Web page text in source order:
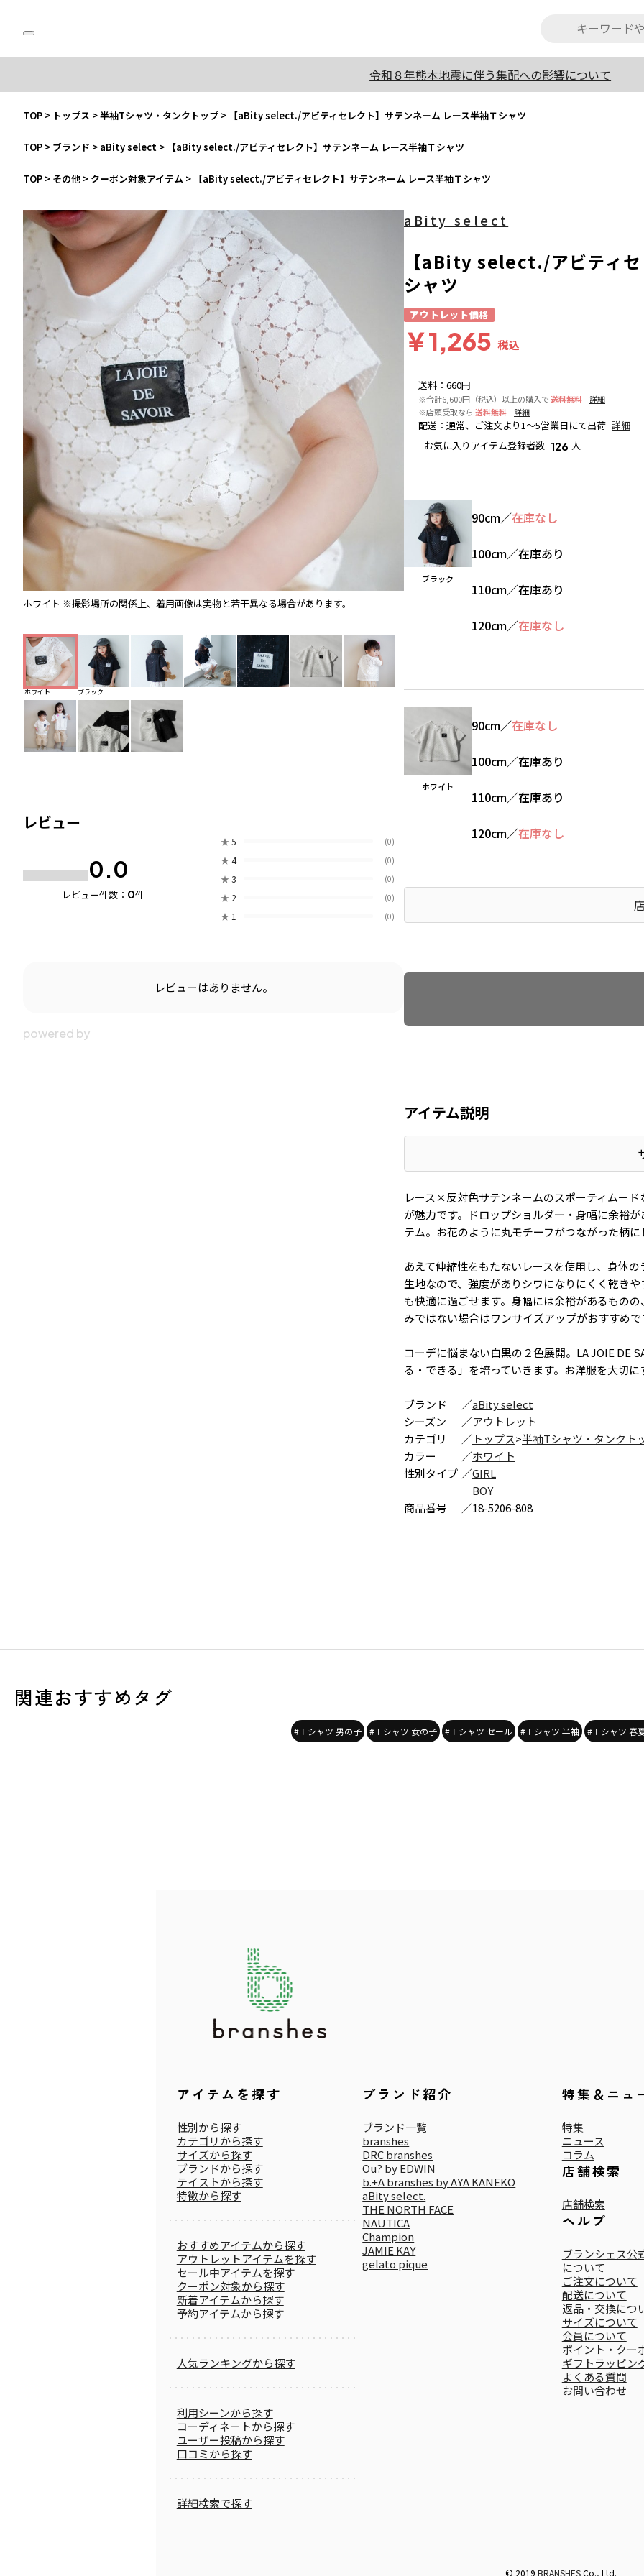
令和８年熊本地震に伴う集配への影響について
TOP > トップス >半袖Tシャツ・タンクトップ > 【aBity select./アビティセレクト】サテンネーム レース半袖Ｔシャツ
TOP > ブランド > aBity select > 【aBity select./アビティセレクト】サテンネーム レース半袖Ｔシャツ
TOP > その他 > クーポン対象アイテム > 【aBity select./アビティセレクト】サテンネーム レース半袖Ｔシャツ
ホワイト ※撮影場所の関係上、着用画像は実物と若干異なる場合があります。
ホワイト ブラック
レビュー
0.0
レビュー件数： 0件
★ 5 (0)
★ 4 (0)
★ 3 (0)
★ 2 (0)
★ 1 (0)
レビューはありません。
送料 ： 660円
※合計6,600円（税込）以上の購入で送料無料
詳細
※店頭受取なら 送料無料 詳細
配送 ： 通常、ご注文より1～5営業日にて出荷 詳細
お気に入りアイテム登録者数 126 人
aBity select
【aBity select./アビティセ
シャツ
アウトレット価格
￥1,265 税込
ブラック
90cm／在庫なし
100cm／在庫あり
110cm／在庫あり
120cm／在庫なし
ホワイト
90cm／在庫なし
100cm／在庫あり
110cm／在庫あり
120cm／在庫なし
アイテム説明
レース×反対色サテンネームのスポーティムー
が魅力です。ドロップショルダー・身幅に余裕
テム。お花のように丸モチーフがつながった柄
あえて伸縮性をもたないレースを使用し、身体
生地なので、強度がありシワになりにくく乾き
も快適に過ごせます。身幅には余裕があるもの
みではない場合はワンサイズアップがおすすめで
コーデに悩まない白黒の２色展開。LA JOIE DE
る・できる」を培っていきます。お洋服を大切
ブランド ／aBity select
シーズン
／アウトレット
カテゴリ
／ トップス>半袖Tシャツ・タンクト
カラー
／ホワイト
性別タイプ ／GIRL
BOY
商品番号
／18-5206-808
関連おすすめタグ
#Ｔシャツ 男の子 #Ｔシャツ 女の子 #Ｔシャツ セール #Ｔシャツ 半袖 #Ｔシャツ 春
アイテムを探す
性別から探す
カテゴリから探す
サイズから探す
ブランドから探す
テイストから探す
特徴から探す
おすすめアイテムから探す
アウトレットアイテムを探す
セール中アイテムを探す
クーポン対象から探す
新着アイテムから探す
予約アイテムから探す
人気ランキングから探す
利用シーンから探す
コーディネートから探す
ユーザー投稿から探す
口コミから探す
詳細検索で探す
ブランド紹介
ブランド一覧
branshes
DRC branshes
Ou? by EDWIN
b.+A branshes by AYA KANEKO
aBity select.
THE NORTH FACE
NAUTICA
Champion
JAMIE KAY
gelato pique
特集＆ニュ
特集
ニュース
コラム
店舗検索
店舗検索
ヘルプ
ブランシェス公
について
ご注文について
配送について
返品・交換につ
サイズについて
会員について
ポイント・クー
ギフトラッピン
よくある質問
お問い合わせ
© 2019 BRANSHESCo., Ltd.